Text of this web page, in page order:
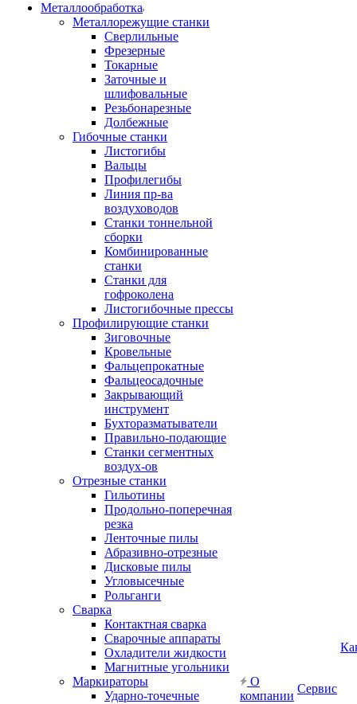
Металлообработка
Металлорежущие станки
Сверлильные
Фрезерные
Токарные
Заточные и
шлифовальные
Резьбонарезные
Долбежные
Гибочные станки
Листогибы
Вальцы
Профилегибы
Линия пр-ва
воздуховодов
Станки тоннельной
сборки
Комбинированные
станки
Станки для
гофроколена
Листогибочные прессы
Профилирующие станки
Зиговочные
Кровельные
Фальцепрокатные
Фальцеосадочные
Закрывающий
инструмент
Бухторазматыватели
Правильно-подающие
Станки сегментных
воздух-ов
Отрезные станки
Гильотины
Продольно-поперечная
резка
Ленточные пилы
Абразивно-отрезные
Дисковые пилы
Угловысечные
Рольганги
Сварка
Контактная сварка
Сварочные аппараты
Охладители жидкости
Магнитные угольники
Маркираторы
Ударно-точечные
О
компании
Сервис